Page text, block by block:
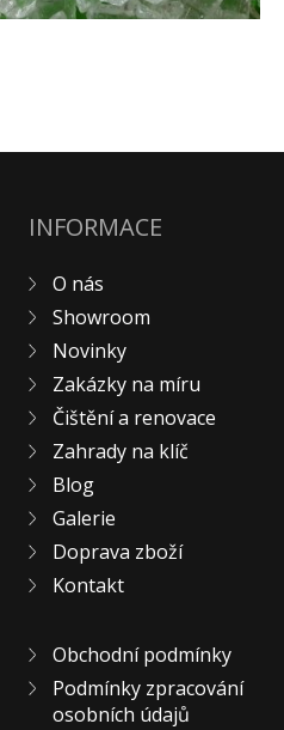
INFORMACE
O nás
Showroom
Novinky
Zakázky na míru
Čištění a renovace
Zahrady na klíč
Blog
Galerie
Doprava zboží
Kontakt
Obchodní podmínky
Podmínky zpracování
osobních údajů